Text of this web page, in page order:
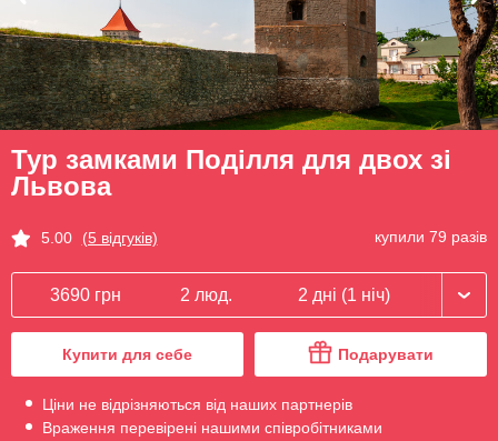
Тур замками Поділля для двох зі
Львова
5.00 (5 відгуків) купили 79 разів
3690 грн 2 люд. 2 дні (1 ніч)
Купити для себе Подарувати
Ціни не відрізняються від наших партнерів
Враження перевірені нашими співробітниками